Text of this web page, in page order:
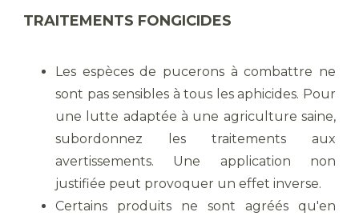
TRAITEMENTS FONGICIDES
Les espèces de pucerons à combattre ne
sont pas sensibles à tous les aphicides. Pour
une lutte adaptée à une agriculture saine,
subordonnez les traitements aux
avertissements. Une application non
justifiée peut provoquer un effet inverse.
Certains produits ne sont agréés qu'en